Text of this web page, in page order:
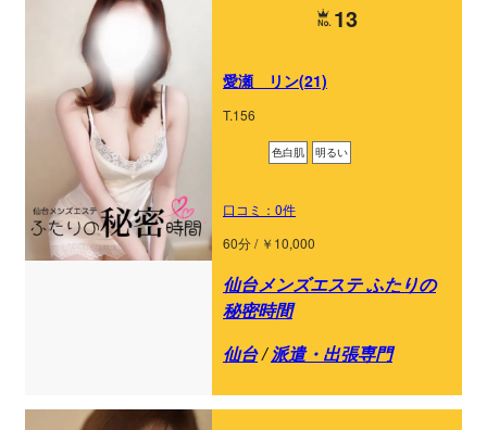
13
愛瀬 リン(21)
T.156
色白肌 明るい
口コミ：0件
60分 / ￥10,000
仙台メンズエステ ふたりの
秘密時間
仙台/派遣・出張専門